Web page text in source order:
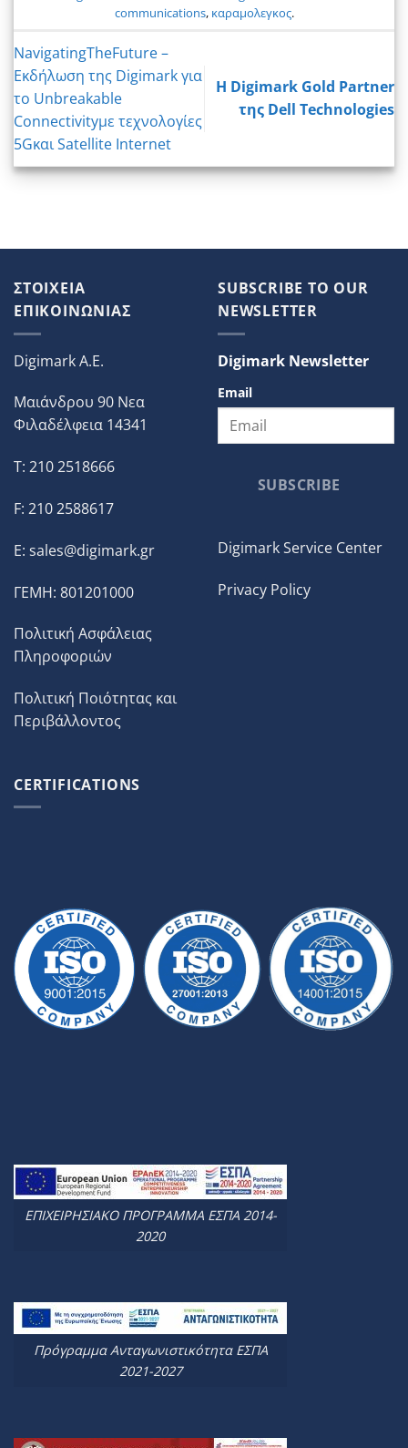
communications, καραμολεγκος.
NavigatingTheFuture –
Εκδήλωση της Digimark για
το Unbreakable
Connectivityμε τεχνολογίες
5Gκαι Satellite Internet
H Digimark Gold Partner
της Dell Technologies
ΣΤΟΙΧΕΙΑ
ΕΠΙΚΟΙΝΩΝΙΑΣ
Digimark A.E.
Μαιάνδρου 90 Νεα
Φιλαδέλφεια 14341
T: 210 2518666
F: 210 2588617
E: sales@digimark.gr
ΓΕΜΗ: 801201000
Πολιτική Ασφάλειας
Πληροφοριών
Πολιτική Ποιότητας και
Περιβάλλοντος
SUBSCRIBE TO OUR
NEWSLETTER
Digimark Newsletter
Email
SUBSCRIBE
Digimark Service Center
Privacy Policy
CERTIFICATIONS
ΕΠΙΧΕΙΡΗΣΙΑΚΟ ΠΡΟΓΡΑΜΜΑ ΕΣΠΑ 2014-
2020
Πρόγραμμα Ανταγωνιστικότητα ΕΣΠΑ
2021-2027